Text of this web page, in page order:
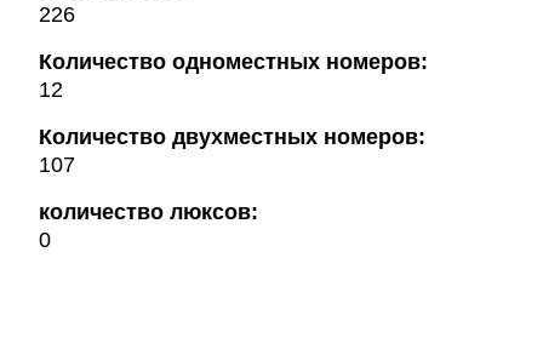
226
Количество одноместных номеров:
12
Количество двухместных номеров:
107
количество люксов:
0